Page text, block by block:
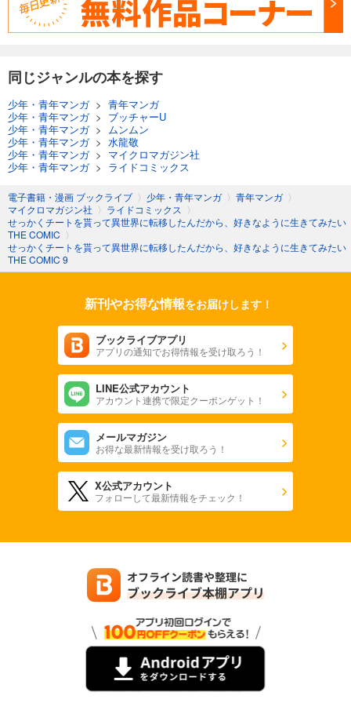
同じジャンルの本を探す
少年・青年マンガ> 青年マンガ
少年・青年マンガ> ブッチャーU
少年・青年マンガ> ムンムン
少年・青年マンガ> 水龍敬
少年・青年マンガ> マイクロマガジン社
少年・青年マンガ> ライドコミックス
電子書籍・漫画 ブックライブ 〉 少年・青年マンガ 〉 青年マンガ 〉
マイクロマガジン社 〉 ライドコミックス 〉
せっかくチートを貰って異世界に転移したんだから、好きなように生きてみたい
THE COMIC 〉
せっかくチートを貰って異世界に転移したんだから、好きなように生きてみたい
THE COMIC 9
新刊やお得な情報をお届けします！
ブックライブアプリ
アプリの通知でお得情報を受け取ろう！
LINE公式アカウント
アカウント連携で限定クーポンゲット！
メールマガジン
お得な最新情報を受け取ろう！
X公式アカウント
フォローして最新情報をチェック！